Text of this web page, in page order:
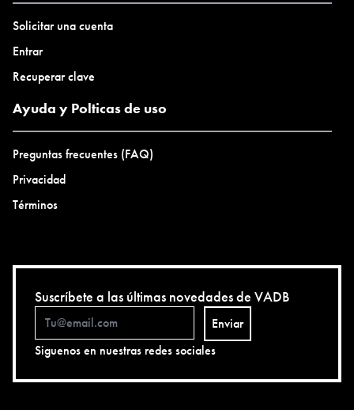
Solicitar una cuenta
Entrar
Recuperar clave
Ayuda y Polticas de uso
Preguntas frecuentes (FAQ)
Privacidad
Términos
Suscríbete a las últimas novedades de VADB
Enviar
Siguenos en nuestras redes sociales